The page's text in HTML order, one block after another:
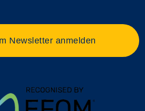
Newsletter anmelden